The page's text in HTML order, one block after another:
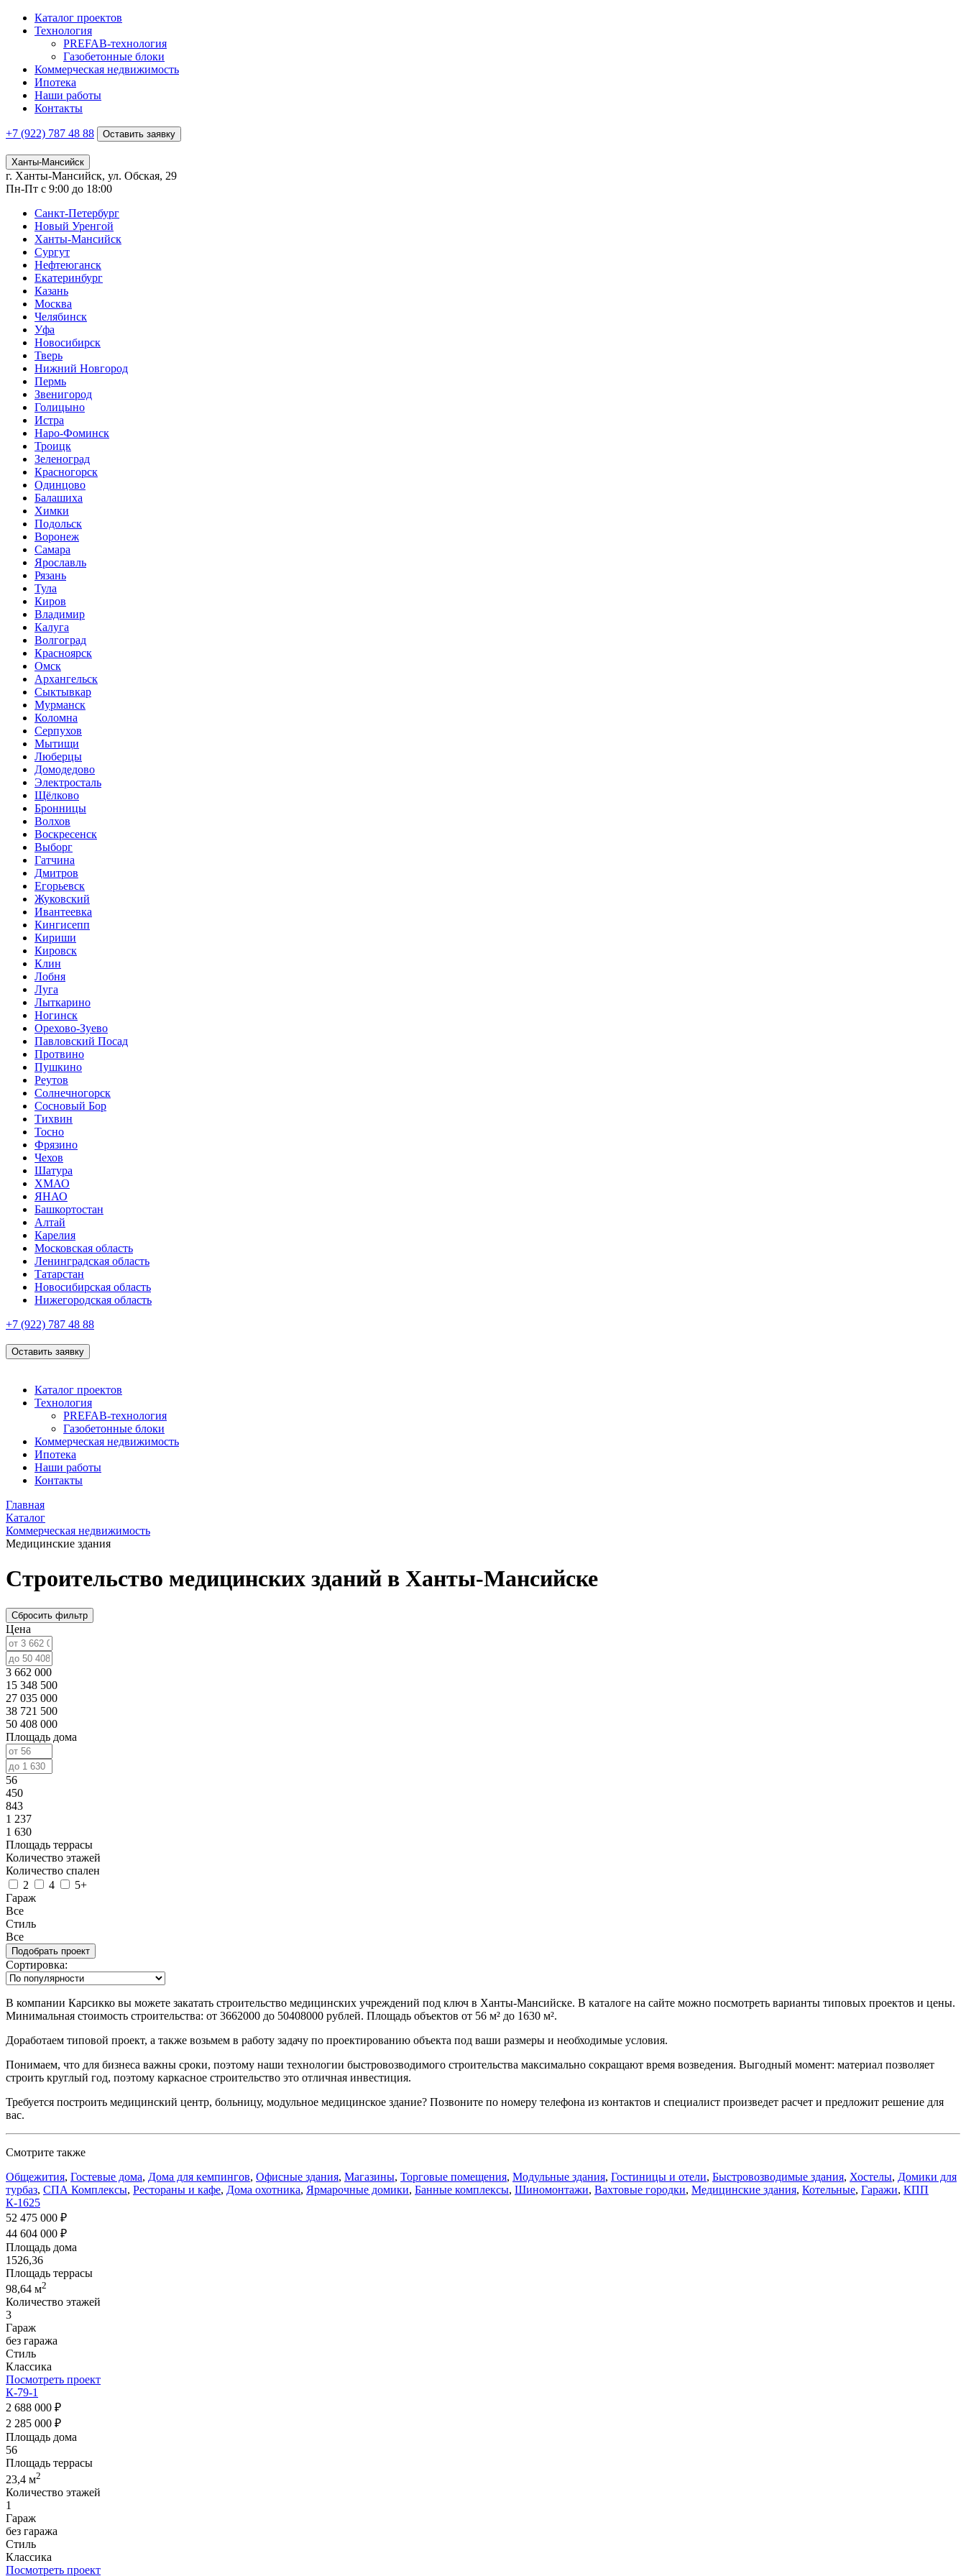
Каталог проектов
Технология
PREFAB-технология
Газобетонные блоки
Коммерческая недвижимость
Ипотека
Наши работы
Контакты
+7 (922) 787 48 88 Оставить заявку
Ханты-Мансийск
г. Ханты-Мансийск, ул. Обская, 29
Пн-Пт с 9:00 до 18:00
Санкт-Петербург
Новый Уренгой
Ханты-Мансийск
Сургут
Нефтеюганск
Екатеринбург
Казань
Москва
Челябинск
Уфа
Новосибирск
Тверь
Нижний Новгород
Пермь
Звенигород
Голицыно
Истра
Наро-Фоминск
Троицк
Зеленоград
Красногорск
Одинцово
Балашиха
Химки
Подольск
Воронеж
Самара
Ярославль
Рязань
Тула
Киров
Владимир
Калуга
Волгоград
Красноярск
Омск
Архангельск
Сыктывкар
Мурманск
Коломна
Серпухов
Мытищи
Люберцы
Домодедово
Электросталь
Щёлково
Бронницы
Волхов
Воскресенск
Выборг
Гатчина
Дмитров
Егорьевск
Жуковский
Ивантеевка
Кингисепп
Кириши
Кировск
Клин
Лобня
Луга
Лыткарино
Ногинск
Орехово-Зуево
Павловский Посад
Протвино
Пушкино
Реутов
Солнечногорск
Сосновый Бор
Тихвин
Тосно
Фрязино
Чехов
Шатура
ХМАО
ЯНАО
Башкортостан
Алтай
Карелия
Московская область
Ленинградская область
Татарстан
Новосибирская область
Нижегородская область
+7 (922) 787 48 88
Оставить заявку
Каталог проектов
Технология
PREFAB-технология
Газобетонные блоки
Коммерческая недвижимость
Ипотека
Наши работы
Контакты
Главная
Каталог
Коммерческая недвижимость
Медицинские здания
Строительство медицинских зданий в Ханты-Мансийске
Сбросить фильтр
Цена
3 662 000
15 348 500
27 035 000
38 721 500
50 408 000
Площадь дома
56
450
843
1 237
1 630
Площадь террасы
Количество этажей
Количество спален
2
4
5+
Гараж
Все
Стиль
Все
Сортировка:
В компании Карсикко вы можете закатать строительство медицинских учреждений под ключ в Ханты-Мансийске. В каталоге на сайте можно посмотреть варианты типовых проектов и цены.
Минимальная стоимость строительства: от 3662000 до 50408000 рублей. Площадь объектов от 56 м² до 1630 м².
Доработаем типовой проект, а также возьмем в работу задачу по проектированию объекта под ваши размеры и необходимые условия.
Понимаем, что для бизнеса важны сроки, поэтому наши технологии быстровозводимого строительства максимально сокращают время возведения. Выгодный момент: материал позволяет
строить круглый год, поэтому каркасное строительство это отличная инвестиция.
Требуется построить медицинский центр, больницу, модульное медицинское здание? Позвоните по номеру телефона из контактов и специалист произведет расчет и предложит решение для
вас.
Смотрите также
Общежития, Гостевые дома, Дома для кемпингов, Офисные здания, Магазины, Торговые помещения, Модульные здания, Гостиницы и отели, Быстровозводимые здания, Хостелы, Домики для
турбаз, СПА Комплексы, Рестораны и кафе, Дома охотника, Ярмарочные домики, Банные комплексы, Шиномонтажи, Вахтовые городки, Медицинские здания, Котельные, Гаражи, КПП
К-1625
52 475 000 ₽
44 604 000 ₽
Площадь дома
1526,36
Площадь террасы
98,64 м2
Количество этажей
3
Гараж
без гаража
Стиль
Классика
Посмотреть проект
К-79-1
2 688 000 ₽
2 285 000 ₽
Площадь дома
56
Площадь террасы
23,4 м2
Количество этажей
1
Гараж
без гаража
Стиль
Классика
Посмотреть проект